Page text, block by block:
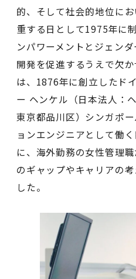
的、そして社会的地位に
重する日として1975年に
ンパワーメントとジェン
開発を促進するうえで欠
は、1876年に創立したド
ー ヘンケル（日本法人：
東京都品川区）シンガポ
ョンエンジニアとして働
に、海外勤務の女性管理
のギャップやキャリアの
した。